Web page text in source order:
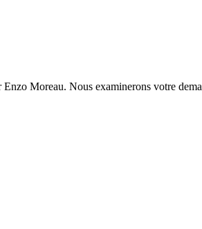
Moreau. Nous examinerons votre